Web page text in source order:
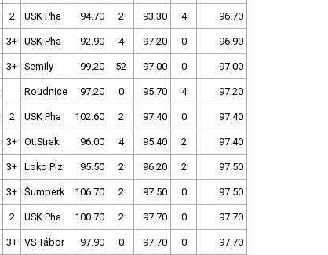
2 USK Pha 94.70 2 93.30 4 96.70
3+ USK Pha 92.90 4 97.20 0 96.90
3+ Semily 99.20 52 97.00 0 97.00
Roudnice 97.20 0 95.70 4 97.20
2 USK Pha 102.60 2 97.40 0 97.40
3+ Ot.Strak 96.00 4 95.40 2 97.40
3+ Loko Plz 95.50 2 96.20 2 97.50
3+ Šumperk 106.70 2 97.50 0 97.50
2 USK Pha 100.70 2 97.70 0 97.70
3+ VS Tábor 97.90 0 97.70 0 97.70